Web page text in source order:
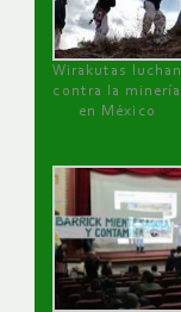
Wirakutas luchan
contra la minería
en México